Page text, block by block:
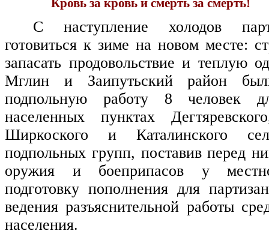
Кровь за кровь и смерть за смерть!
С наступление холодов
готовиться к зиме на новом месте:
запасать продовольствие и теплую
Мглин и Заипутьский район
подпольную работу 8 человек
населенных пунктах
Ширкоского и Каталинского
подпольных групп, поставив перед
оружия и боеприпасов у
подготовку пополнения для
ведения разъяснительной работы
населения.